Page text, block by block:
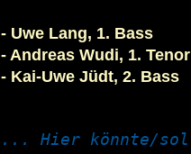
- Uwe Lang, 1. Bass
- Andreas Wudi, 1. Tenor
- Kai-Uwe Jüdt, 2. Bass